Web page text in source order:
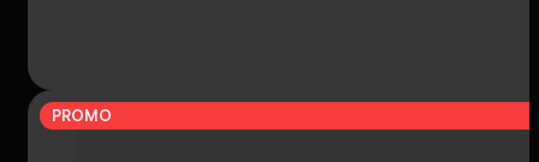
PROMO